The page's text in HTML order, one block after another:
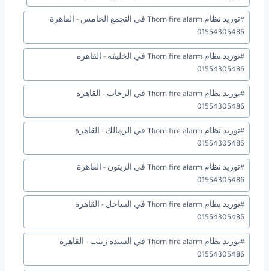
المقال:
#
توريد نظام Thorn fire alarm في التجمع الخامس - القاهرة
01554305486
#
توريد نظام Thorn fire alarm في الخليفة - القاهرة
01554305486
#
توريد نظام Thorn fire alarm في الرحاب - القاهرة
01554305486
#
توريد نظام Thorn fire alarm في الزمالك - القاهرة
01554305486
#
توريد نظام Thorn fire alarm في الزيتون - القاهرة
01554305486
#
توريد نظام Thorn fire alarm في الساحل - القاهرة
01554305486
#
توريد نظام Thorn fire alarm في السيدة زينب - القاهرة
01554305486